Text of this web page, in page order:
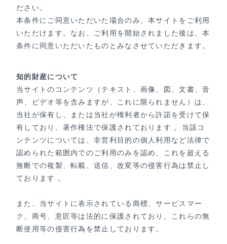
ださい。
本条件にご同意いただいた場合のみ、本サイトをご利用
いただけます。なお、ご利用を開始されました後は、本
条件に同意いただいたものとみなさせていただきます。
知的財産について
当サイトのコンテンツ（テキスト、画像、図、文書、音
声、ビデオ等を含みますが、これに限られません）は、
当社が保有し、または当社が権利者から許諾を受けて保
有しており、著作権法で保護されております 。当該コ
ンテンツについては、非営利目的の個人利用など法律で
認められた範囲内でのご利用のみを認め、これを超える
無断での複製、転載、送信、改変等の侵害行為は禁止し
ております 。
また、当サイトに表示されている商標、サービスマー
ク、商号、意匠等は法的に保護されており、これらの無
断使用等の侵害行為を禁止しております。